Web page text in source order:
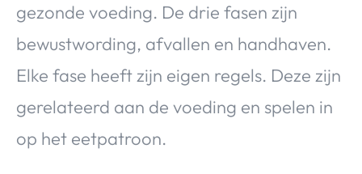
gezonde voeding. De drie fasen zijn
bewustwording, afvallen en handhaven.
Elke fase heeft zijn eigen regels. Deze zijn
gerelateerd aan de voeding en spelen in
op het eetpatroon.